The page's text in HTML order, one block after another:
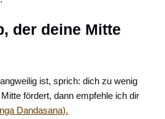
der deine Mitte
ist, sprich: dich zu wenig
fördert, dann empfehle ich dir
Dandasana).